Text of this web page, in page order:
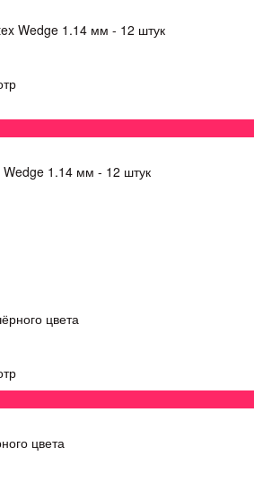
1.14 мм - 12 штук
цвета